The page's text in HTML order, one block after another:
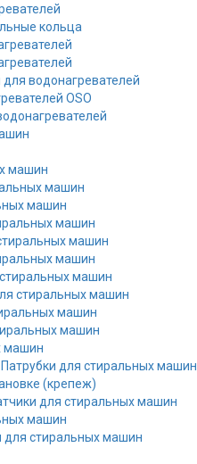
кольца
водонагревателей
OSO
машин
машин
машин
машин
машин
машин
машин
стиральных машин
машин
машин
машин
для стиральных машин
(крепеж)
для стиральных машин
машин
для стиральных машин